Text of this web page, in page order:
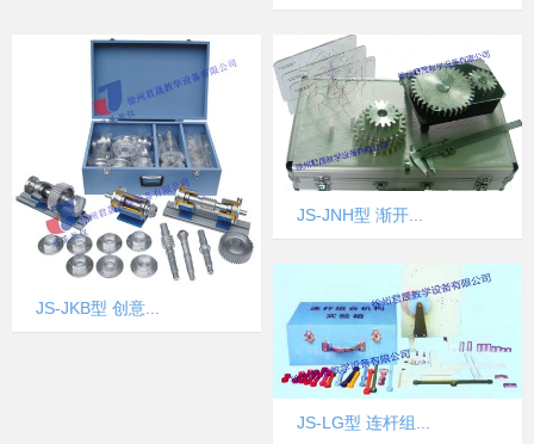
JS-JKB型 创意...
JS-JNH型 渐开...
JS-LG型 连杆组...